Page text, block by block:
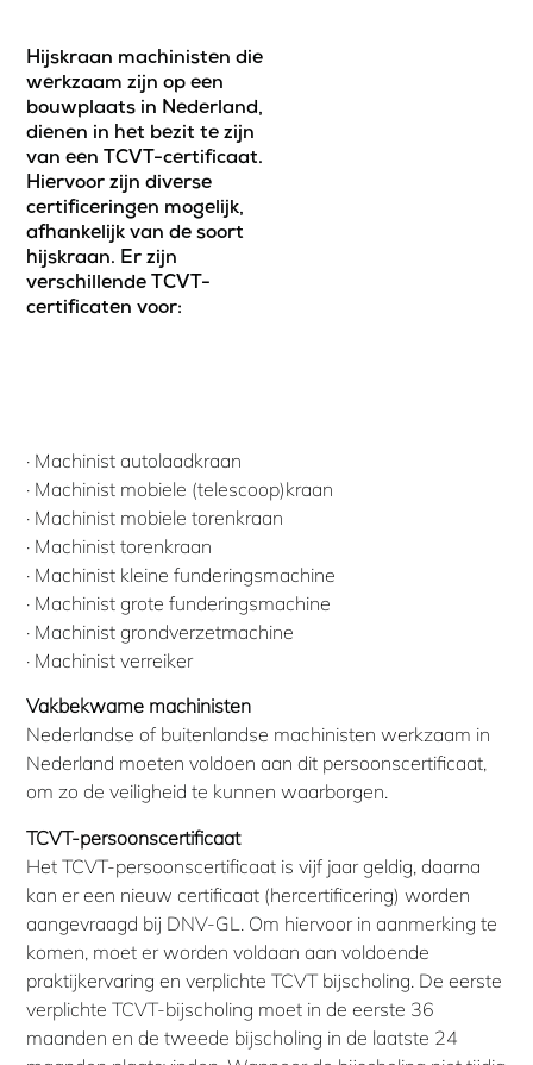
Hijskraan machinisten die
werkzaam zijn op een
bouwplaats in Nederland,
dienen in het bezit te zijn
van een TCVT-certificaat.
Hiervoor zijn diverse
certificeringen mogelijk,
afhankelijk van de soort
hijskraan. Er zijn
verschillende TCVT-
certificaten voor:
· Machinist autolaadkraan
· Machinist mobiele (telescoop)kraan
· Machinist mobiele torenkraan
· Machinist torenkraan
· Machinist kleine funderingsmachine
· Machinist grote funderingsmachine
· Machinist grondverzetmachine
· Machinist verreiker
Vakbekwame machinisten
Nederlandse of buitenlandse machinisten werkzaam in
Nederland moeten voldoen aan dit persoonscertificaat,
om zo de veiligheid te kunnen waarborgen.
TCVT-persoonscertificaat
Het TCVT-persoonscertificaat is vijf jaar geldig, daarna
kan er een nieuw certificaat (hercertificering) worden
aangevraagd bij DNV-GL. Om hiervoor in aanmerking te
komen, moet er worden voldaan aan voldoende
praktijkervaring en verplichte TCVT bijscholing. De eerste
verplichte TCVT-bijscholing moet in de eerste 36
maanden en de tweede bijscholing in de laatste 24